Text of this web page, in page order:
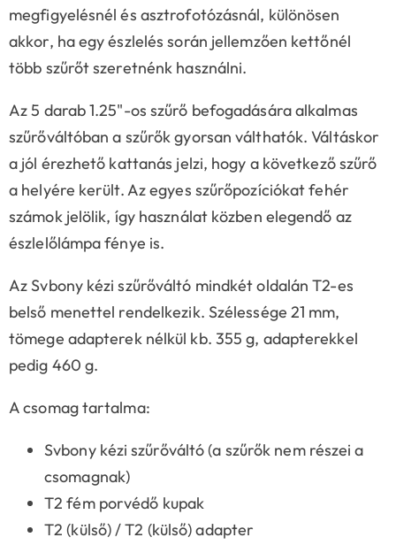
megfigyelésnél és asztrofotózásnál, különösen
akkor, ha egy észlelés során jellemzően kettőnél
több szűrőt szeretnénk használni.
Az 5 darab 1.25"-os szűrő befogadására alkalmas
szűrőváltóban a szűrők gyorsan válthatók. Váltáskor
a jól érezhető kattanás jelzi, hogy a következő szűrő
a helyére került. Az egyes szűrőpozíciókat fehér
számok jelölik, így használat közben elegendő az
észlelőlámpa fénye is.
Az Svbony kézi szűrőváltó mindkét oldalán T2-es
belső menettel rendelkezik. Szélessége 21 mm,
tömege adapterek nélkül kb. 355 g, adapterekkel
pedig 460 g.
A csomag tartalma:
Svbony kézi szűrőváltó (a szűrők nem részei a
csomagnak)
T2 fém porvédő kupak
T2 (külső) / T2 (külső) adapter